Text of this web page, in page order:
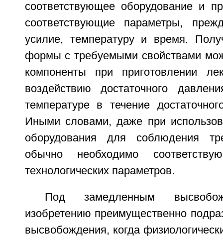
соответствующее оборудование и
соответствующие параметры,
усилие, температуру и время.
формы с требуемыми свойствами
компоненты при приготовлении
воздействию достаточного
температуре в течение
Иными словами, даже при
оборудования для соблюдения
обычно необходимо
технологических параметров.
Под замедленным
изобретению преимущественно
высвобождения, когда